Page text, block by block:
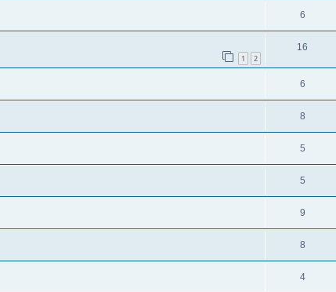
6
1 2
16
6
8
5
5
9
8
4